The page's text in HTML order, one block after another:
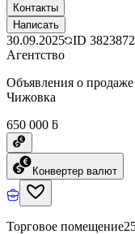
Контакты
Написать
30.09.2025 ID 3823872
Агентство
Объявления о
Чижовка
650 000 ƃ
Конвертер валют
Торговое помещение